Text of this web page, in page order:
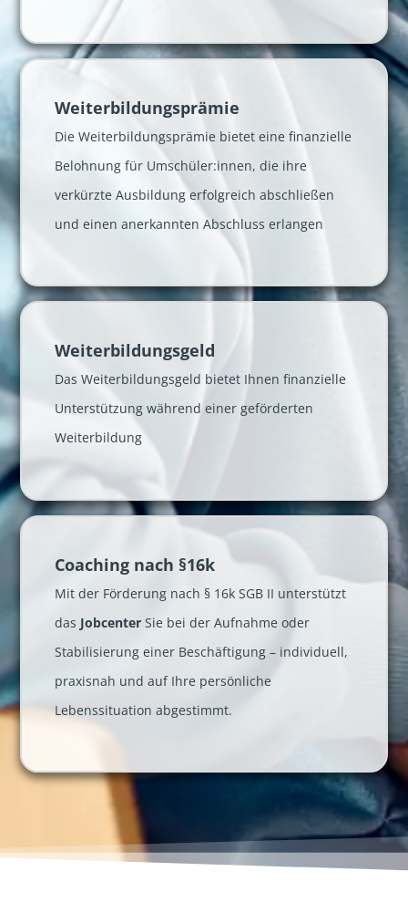
Weiter­bildungs­prämie
Die Weiterbildungsprämie bietet eine finanzielle
Belohnung für Umschüler:innen, die ihre
verkürzte Ausbildung erfolgreich abschließen
und einen anerkannten Abschluss erlangen
Weiter­bildungs­geld
Das Weiterbildungsgeld bietet Ihnen finanzielle
Unterstützung während einer geförderten
Weiterbildung
Coaching nach §16k
Mit der Förderung nach § 16k SGB II unterstützt
das Jobcenter Sie bei der Aufnahme oder
Stabilisierung einer Beschäftigung – individuell,
praxisnah und auf Ihre persönliche
Lebenssituation abgestimmt.